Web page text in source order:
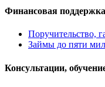
Финансовая поддержка
Поручительство,
Займы до пяти
Консультации,